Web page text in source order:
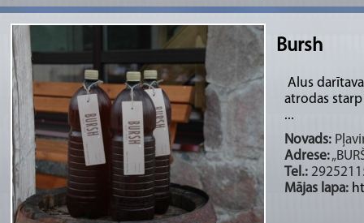
Bursh
Alus
atrodas
...
Novads:
Adrese:
Tel.:
Mājas lapa: